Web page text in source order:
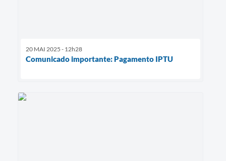
20 MAI 2025 - 12h28
Comunicado importante: Pagamento IPTU